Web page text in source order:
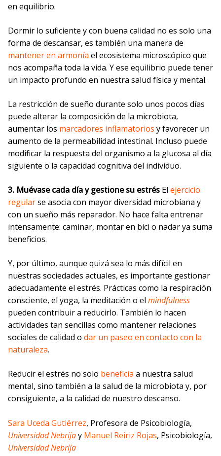
en equilibrio.
Dormir lo suficiente y con buena calidad no es solo una
forma de descansar, es también una manera de
mantener en armonía el ecosistema microscópico que
nos acompaña toda la vida. Y ese equilibrio puede tener
un impacto profundo en nuestra salud física y mental.
La restricción de sueño durante solo unos pocos días
puede alterar la composición de la microbiota,
aumentar los marcadores inflamatorios y favorecer un
aumento de la permeabilidad intestinal. Incluso puede
modificar la respuesta del organismo a la glucosa al día
siguiente o la capacidad cognitiva del individuo.
3. Muévase cada día y gestione su estrés El ejercicio
regularse asocia con mayor diversidad microbiana y
con un sueño más reparador. No hace falta entrenar
intensamente: caminar, montar en bici o nadar ya suma
beneficios.
Y, por último, aunque quizá sea lo más difícil en
nuestras sociedades actuales, es importante gestionar
adecuadamente el estrés. Prácticas como la respiración
consciente, el yoga, la meditación o el mindfulness
pueden contribuir a reducirlo. También lo hacen
actividades tan sencillas como mantener relaciones
sociales de calidad o dar un paseo en contacto con la
naturaleza.
Reducir el estrés no solo beneficia a nuestra salud
mental, sino también a la salud de la microbiota y, por
consiguiente, a la calidad de nuestro descanso.
Sara Uceda Gutiérrez, Profesora de Psicobiología,
Universidad Nebrijay Manuel Reiriz Rojas, Psicobiología,
Universidad Nebrija